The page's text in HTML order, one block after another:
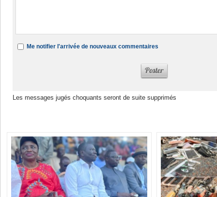
Me notifier l'arrivée de nouveaux commentaires
Les messages jugés choquants seront de suite supprimés